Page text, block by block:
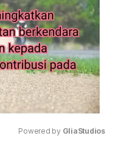
Powered by GliaStudios